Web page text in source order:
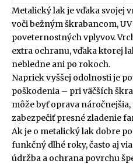
Metalický lak je vďaka svojej
voči bežným škrabancom,
poveternostných vplyvov.
extra ochranu, vďaka ktorej
nebledne ani po rokoch.
Napriek vyššej odolnosti je
poškodenia – pri väčších
môže byť oprava
zabezpečiť presné zladenie
Ak je o metalický lak dobre
funkčný dlhé roky, často aj
údržba a ochrana povrchu